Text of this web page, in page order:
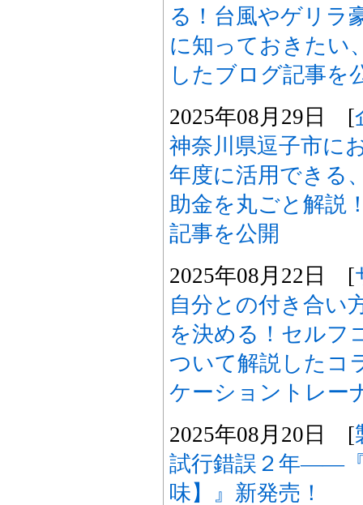
る！台風やゲリラ
に知っておきたい
したブログ記事を
2025年08月29日 [
神奈川県逗子市に
年度に活用できる
助金を丸ごと解説
記事を公開
2025年08月22日 [
自分との付き合い
を決める！セルフ
ついて解説したコ
ケーショントレー
2025年08月20日 [
試行錯誤２年――
味】』新発売！